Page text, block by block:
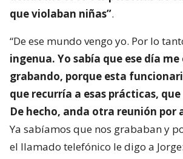
que violaban niñas”.
“De ese mundo vengo yo. Por lo
ingenua. Yo sabía que ese día
grabando, porque esta
que recurría a esas prácticas,
De hecho, anda otra reunión por
Ya sabíamos que nos grababan y
el llamado telefónico le digo a Jorge: